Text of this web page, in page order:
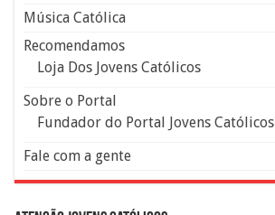
Música Católica
Recomendamos
Loja Dos Jovens Católicos
Sobre o Portal
Fundador do Portal Jovens Católicos
Fale com a gente